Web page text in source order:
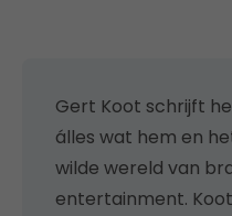
Gert Koot schrijft
álles wat hem en
wilde wereld van
entertainment.